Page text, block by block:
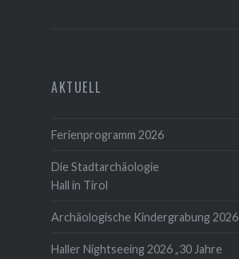
AKTUELL
Ferienprogramm 2026
Die Stadtarchäologie
Hall in Tirol
Archäologische Kindergrabung 2026
Haller Nightseeing 2026 „30 Jahre